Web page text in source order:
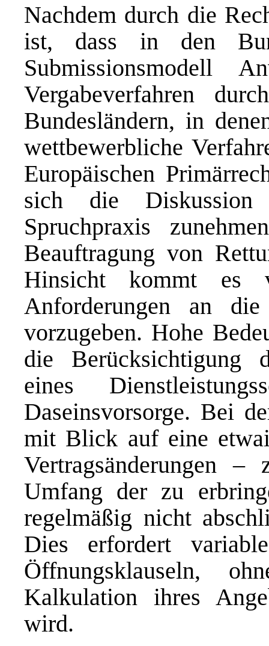
Nachdem durch die
ist, dass in den
Submissionsmodell
Vergabeverfahren
Bundesländern, in
wettbewerbliche
Europäischen
sich die Diskussion
Spruchpraxis
Beauftragung von
Hinsicht kommt es
Anforderungen an die
vorzugeben. Hohe
die Berücksichtigung
eines
Daseinsvorsorge. Bei
mit Blick auf eine
Vertragsänderungen
Umfang der zu
regelmäßig nicht
Dies erfordert
Öffnungsklauseln,
Kalkulation ihres
wird.